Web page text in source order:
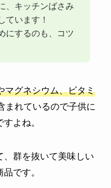
、キッチンばさみ
ています！
にするのも、コツ
マグネシウム、ビタミ
まれているので子供に
よね。
群を抜いて美味しい
です。